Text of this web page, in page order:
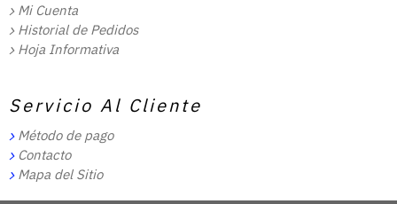
Mi Cuenta
Historial de Pedidos
Hoja Informativa
Servicio Al Cliente
Método de pago
Contacto
Mapa del Sitio